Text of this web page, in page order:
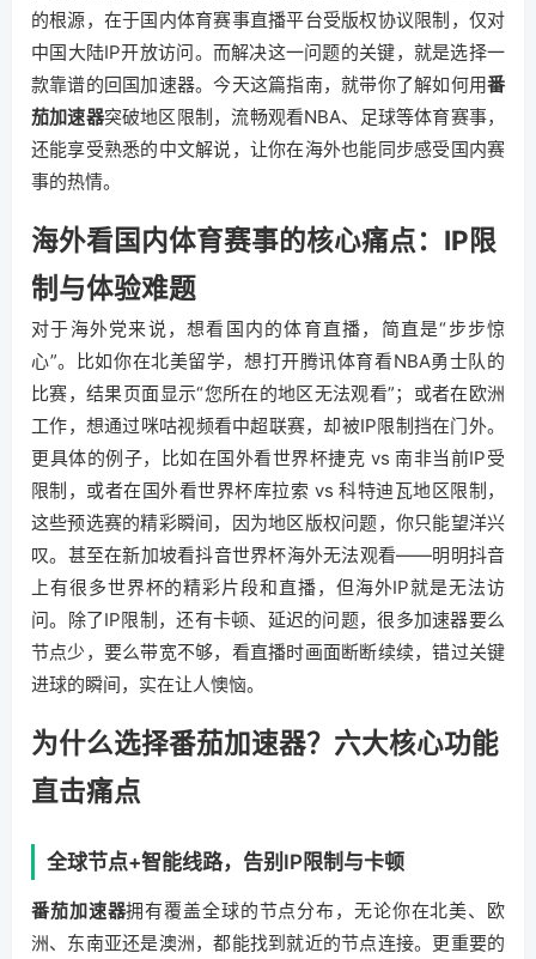
的根源，在于国内体育赛事直播平台受版权协议限制，仅对
中国大陆IP开放访问。而解决这一问题的关键，就是选择一
款靠谱的回国加速器。今天这篇指南，就带你了解如何用番
茄加速器突破地区限制，流畅观看NBA、足球等体育赛事，
还能享受熟悉的中文解说，让你在海外也能同步感受国内赛
事的热情。
海外看国内体育赛事的核心痛点：IP限
制与体验难题
对于海外党来说，想看国内的体育直播，简直是“步步惊
心”。比如你在北美留学，想打开腾讯体育看NBA勇士队的
比赛，结果页面显示“您所在的地区无法观看”；或者在欧洲
工作，想通过咪咕视频看中超联赛，却被IP限制挡在门外。
更具体的例子，比如在国外看世界杯捷克 vs 南非当前IP受
限制，或者在国外看世界杯库拉索 vs 科特迪瓦地区限制，
这些预选赛的精彩瞬间，因为地区版权问题，你只能望洋兴
叹。甚至在新加坡看抖音世界杯海外无法观看——明明抖音
上有很多世界杯的精彩片段和直播，但海外IP就是无法访
问。除了IP限制，还有卡顿、延迟的问题，很多加速器要么
节点少，要么带宽不够，看直播时画面断断续续，错过关键
进球的瞬间，实在让人懊恼。
为什么选择番茄加速器？六大核心功能
直击痛点
全球节点+智能线路，告别IP限制与卡顿
番茄加速器拥有覆盖全球的节点分布，无论你在北美、欧
洲、东南亚还是澳洲，都能找到就近的节点连接。更重要的